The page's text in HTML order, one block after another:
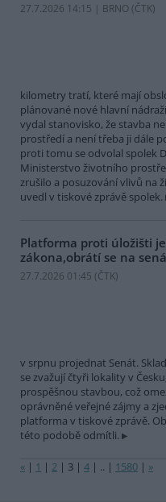
27.7.2026 14:15 | BRNO (ČTK)
kilometry tratí, které mají
plánované nové hlavní
vydal stanovisko, že stavba
prostředí a není třeba ji dále
proti tomu se odvolal spolek
Ministerstvo životního
zrušilo a posuzování vlivů na
uvedl v tiskové zprávě spolek.
Platforma proti úložišti
zákona,obrátí se na
27.7.2026 01:45 (ČTK)
v srpnu projednat Senát.
se zvažují čtyři lokality v
prospěšnou stavbou, což
oprávněné veřejné zájmy a
platforma v tiskové zprávě.
této podobě odmítli.
« | 1 | 2 | 3 | 4 | .. | 1580 | »